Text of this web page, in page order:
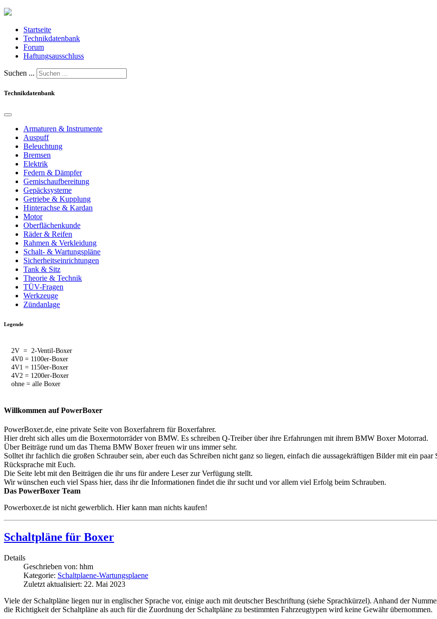
Startseite
Technikdatenbank
Forum
Haftungsausschluss
Suchen ...
Technikdatenbank
Armaturen & Instrumente
Auspuff
Beleuchtung
Bremsen
Elektrik
Federn & Dämpfer
Gemischaufbereitung
Gepäcksysteme
Getriebe & Kupplung
Hinterachse & Kardan
Motor
Oberflächenkunde
Räder & Reifen
Rahmen & Verkleidung
Schalt- & Wartungspläne
Sicherheitseinrichtungen
Tank & Sitz
Theorie & Technik
TÜV-Fragen
Werkzeuge
Zündanlage
Legende
2V = 2-Ventil-Boxer
4V0 = 1100er-Boxer
4V1 = 1150er-Boxer
4V2 = 1200er-Boxer
ohne = alle Boxer
Willkommen auf PowerBoxer
PowerBoxer.de, eine private Seite von Boxerfahrern für Boxerfahrer.
Hier dreht sich alles um die Boxermotorräder von BMW. Es schreiben Q-Treiber über ihre Erfahrungen mit ihrem BMW Boxer Motorrad.
Über Beiträge rund um das Thema BMW Boxer freuen wir uns immer sehr.
Solltet ihr fachlich die großen Schrauber sein, aber euch das Schreiben nicht ganz so liegen, einfach die aussagekräftigen Bilder mit ein
Rücksprache mit Euch.
Die Seite lebt mit den Beiträgen die ihr uns für andere Leser zur Verfügung stellt.
Wir wünschen euch viel Spass hier, dass ihr die Informationen findet die ihr sucht und vor allem viel Erfolg beim Schrauben.
Das PowerBoxer Team
Powerboxer.de ist nicht gewerblich. Hier kann man nichts kaufen!
Schaltpläne für Boxer
Details
Geschrieben von: hhm
Kategorie: Schaltplaene-Wartungsplaene
Zuletzt aktualisiert: 22. Mai 2023
Viele der Schaltpläne liegen nur in englischer Sprache vor, einige auch mit deutscher Beschriftung (siehe Sprachkürzel). Anhand der
die Richtigkeit der Schaltpläne als auch für die Zuordnung der Schaltpläne zu bestimmten Fahrzeugtypen wird keine Gewähr übernommen.